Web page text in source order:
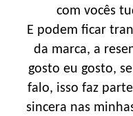
com vocês
E podem ficar
da marca, a
gosto eu gosto,
falo, isso faz
sincera nas